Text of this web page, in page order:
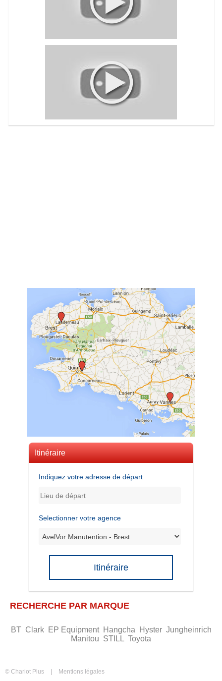
Itinéraire
Indiquez votre adresse de départ
Selectionner votre agence
Itinéraire
RECHERCHE PAR MARQUE
BT Clark EP Equipment Hangcha Hyster Jungheinrich
Manitou STILL Toyota
© Chariot Plus Mentions légales